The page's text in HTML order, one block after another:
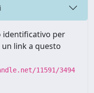
identificativo per
link a questo
11591/3494